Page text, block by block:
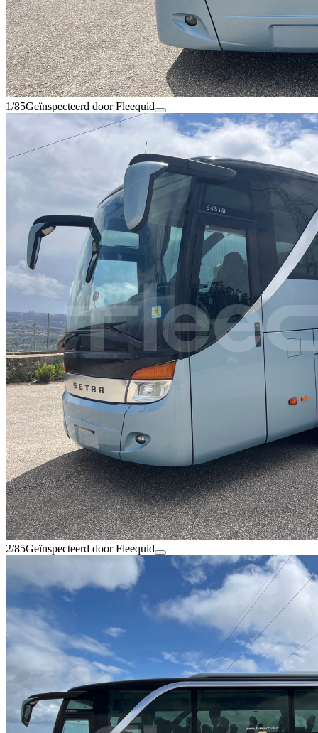
1/85Geïnspecteerd door Fleequid
2/85Geïnspecteerd door Fleequid